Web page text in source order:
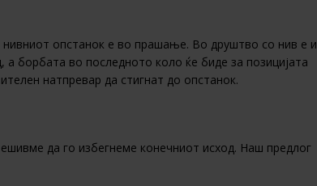
опстанок е во прашање. Во друштво со нив е и
а борбата во последното коло ќе биде за позицијата
натпревар да стигнат до опстанок.
да го избегнеме конечниот исход. Наш предлог